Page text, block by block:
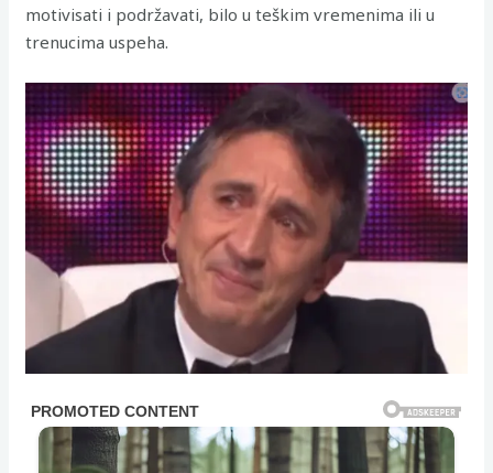
motivisati i podržavati, bilo u teškim vremenima ili u
trenucima uspeha.